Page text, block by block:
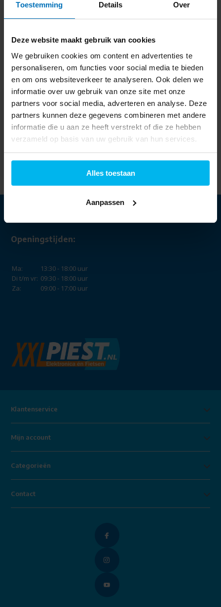
Toestemming Details Over
Deze website maakt gebruik van cookies
We gebruiken cookies om content en advertenties te
personaliseren, om functies voor social media te bieden
en om ons websiteverkeer te analyseren. Ook delen we
informatie over uw gebruik van onze site met onze
partners voor social media, adverteren en analyse. Deze
partners kunnen deze gegevens combineren met andere
informatie die u aan ze heeft verstrekt of die ze hebben
verzameld op basis van uw gebruik van hun services.
Alles toestaan
Aanpassen
Delen
Laatst bekeken
Tefal Quickchef
HB6598 - Staafmixer
56,99
Openingstijden:
Ma:
13:30 - 18:00 uur
Di t/m vr: 09:30 - 18:00 uur
Za:
09:00 - 17:00 uur
Klantenservice
Mijn account
Categorieën
Contact